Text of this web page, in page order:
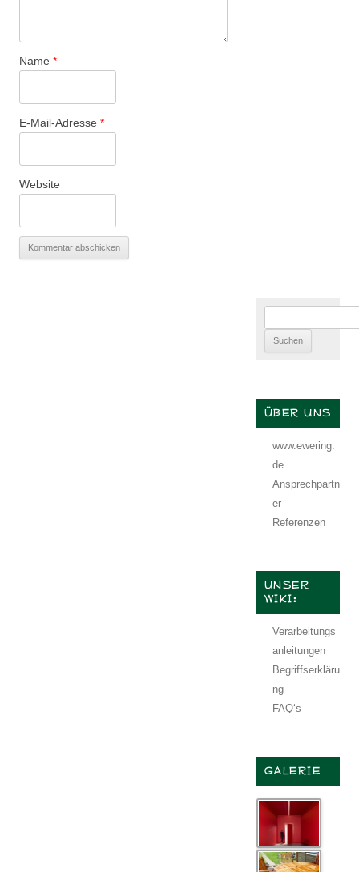
Name *
E-Mail-Adresse *
Website
nach:
ÜBER UNS
www.ewering.
de
Ansprechpartn
er
Referenzen
UNSER
WIKI:
Verarbeitungs
anleitungen
Begriffserkläru
ng
FAQ‘s
GALERIE